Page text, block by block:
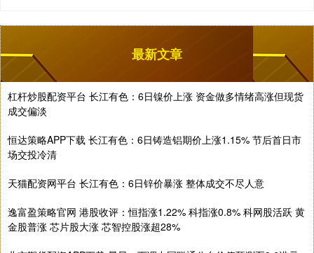
最新文章
杠杆炒股配资平台 长江有色：6日镍价上涨 资金做多情绪高涨但现货
成交偏淡
恒达策略APP下载 长江有色：6日铸造铝期价上涨1.15% 节后首日市
场交投冷清
天猫配资网平台 长江有色：6日锌价暴涨 整体成交不尽人意
逸富盈策略官网 港股收评：恒指涨1.22% 科指涨0.8% 科网股活跃 黄
金股普涨 芯片股大涨 芯智控股涨超28%